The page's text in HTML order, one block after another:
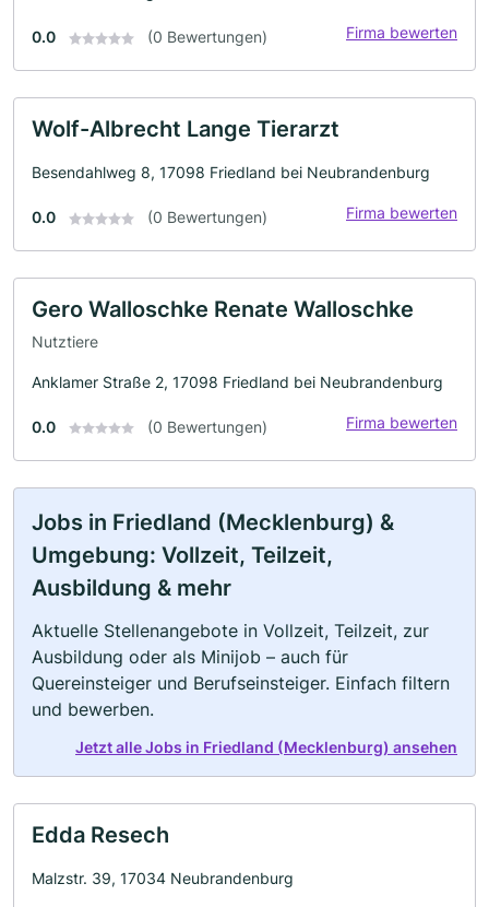
0.0 (0 Bewertungen) Firma bewerten
Wolf-Albrecht Lange Tierarzt
Besendahlweg 8, 17098 Friedland bei Neubrandenburg
0.0 (0 Bewertungen) Firma bewerten
Gero Walloschke Renate Walloschke
Nutztiere
Anklamer Straße 2, 17098 Friedland bei Neubrandenburg
0.0 (0 Bewertungen) Firma bewerten
Jobs in Friedland (Mecklenburg) &
Umgebung: Vollzeit, Teilzeit,
Ausbildung & mehr
Aktuelle Stellenangebote in Vollzeit, Teilzeit, zur
Ausbildung oder als Minijob – auch für
Quereinsteiger und Berufseinsteiger. Einfach filtern
und bewerben.
Jetzt alle Jobs in Friedland (Mecklenburg) ansehen
Edda Resech
Malzstr. 39, 17034 Neubrandenburg